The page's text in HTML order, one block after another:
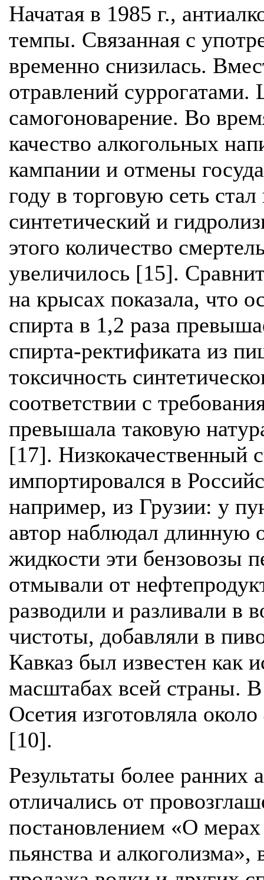
Начатая в 1985 г.,
темпы. Связанная с
временно снизилась.
отравлений
самогоноварение. Во
качество алкогольных
кампании и отмены
году в торговую сеть
синтетический и
этого количество
увеличилось [15].
на крысах показала, что
спирта в 1,2 раза
спирта-ректификата из
токсичность
соответствии с
превышала таковую
[17]. Низкокачественный
импортировался в
например, из Грузии: у
автор наблюдал длинную
жидкости эти бензовозы
отмывали от
разводили и разливали в
чистоты, добавляли в
Кавказ был известен как
масштабах всей страны.
Осетия изготовляла
[10].
Результаты более ранних
отличались от
постановлением «О
пьянства и